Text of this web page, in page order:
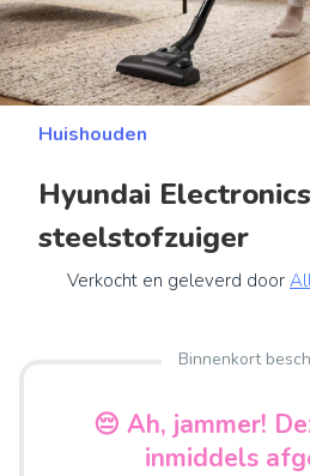
Huishouden
Hyundai
steelstofzuiger
Verkocht en geleverd door
Binnenkort
😔 Ah, jammer!
inmiddels